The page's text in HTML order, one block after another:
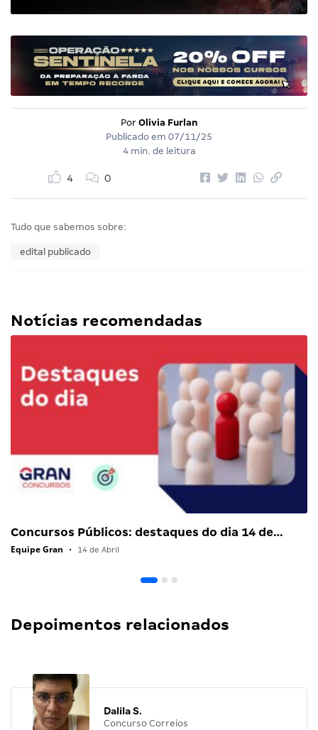
Por Olivia Furlan
Publicado em 07/11/25
4 min. de leitura
4 0
Tudo que sabemos sobre:
edital publicado
Notícias recomendadas
Concursos Públicos: destaques do dia 14 de…
Equipe Gran • 14 de Abril
Depoimentos relacionados
Dalila S.
Concurso Correios